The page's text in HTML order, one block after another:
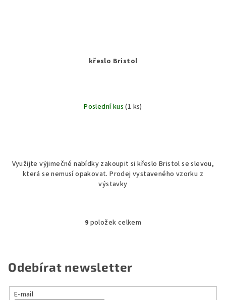
křeslo Bristol
Poslední kus(1 ks)
Využijte výjimečné nabídky zakoupit si křeslo Bristol se slevou,
která se nemusí opakovat. Prodej vystaveného vzorku z
výstavky
O
á
d
a
9 položek celkem
Odebírat newsletter
E-mail